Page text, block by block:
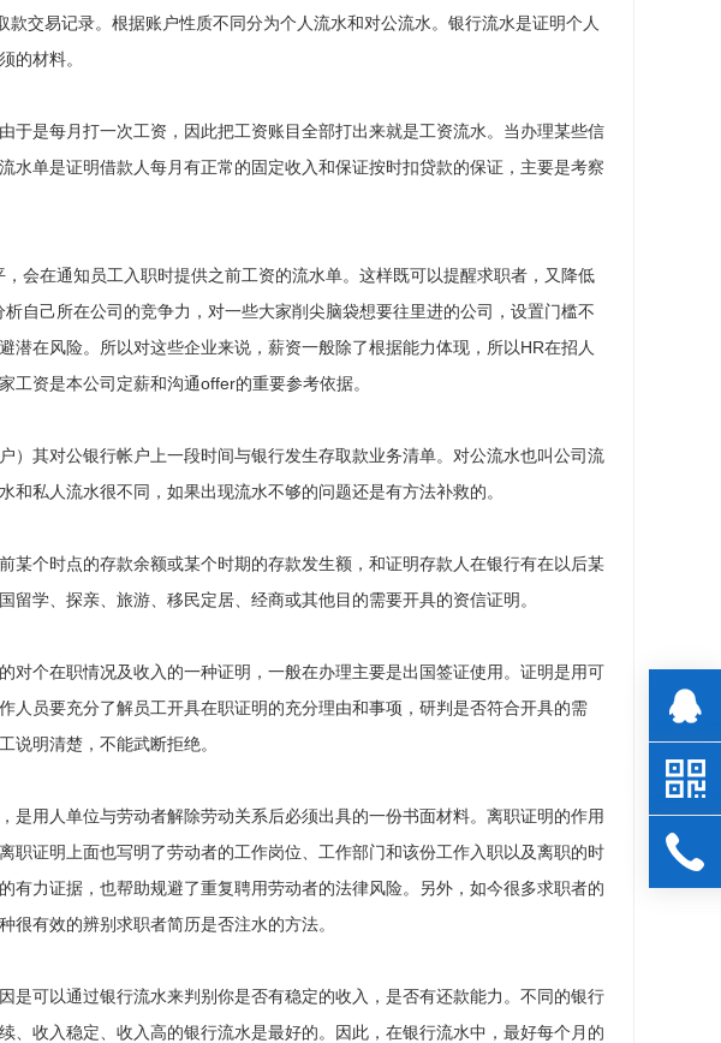
交易记录。根据账户性质不同分为个人流水和对公流水。银行流水是证明个人
的材料。
于是每月打一次工资，因此把工资账目全部打出来就是工资流水。当办理某些信
水单是证明借款人每月有正常的固定收入和保证按时扣贷款的保证，主要是考察
会在通知员工入职时提供之前工资的流水单。这样既可以提醒求职者，又降低
自己所在公司的竞争力，对一些大家削尖脑袋想要往里进的公司，设置门槛不
潜在风险。所以对这些企业来说，薪资一般除了根据能力体现，所以HR在招人
工资是本公司定薪和沟通offer的重要参考依据。
）其对公银行帐户上一段时间与银行发生存取款业务清单。对公流水也叫公司流
私人流水很不同，如果出现流水不够的问题还是有方法补救的。
某个时点的存款余额或某个时期的存款发生额，和证明存款人在银行有在以后某
学、探亲、旅游、移民定居、经商或其他目的需要开具的资信证明。
对个在职情况及收入的一种证明，一般在办理主要是出国签证使用。证明是用可
人员要充分了解员工开具在职证明的充分理由和事项，研判是否符合开具的需
说明清楚，不能武断拒绝。
是用人单位与劳动者解除劳动关系后必须出具的一份书面材料。离职证明的作用
职证明上面也写明了劳动者的工作岗位、工作部门和该份工作入职以及离职的时
有力证据，也帮助规避了重复聘用劳动者的法律风险。另外，如今很多求职者的
有效的辨别求职者简历是否注水的方法。
是可以通过银行流水来判别你是否有稳定的收入，是否有还款能力。不同的银行
、收入稳定、收入高的银行流水是最好的。因此，在银行流水中，最好每个月的